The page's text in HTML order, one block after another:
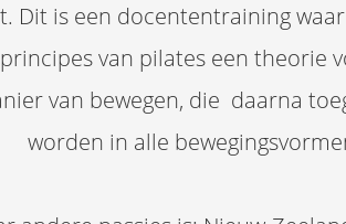
Dit is een docententraining
van pilates een theorie
van bewegen, die daarna
worden in alle